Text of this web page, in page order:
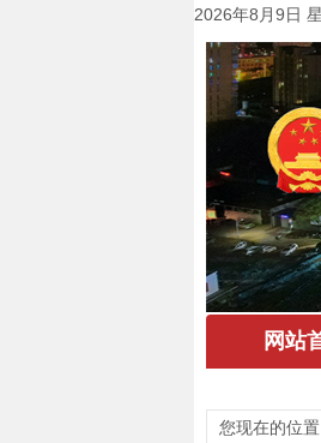
2026年8月9日
您现在的位置